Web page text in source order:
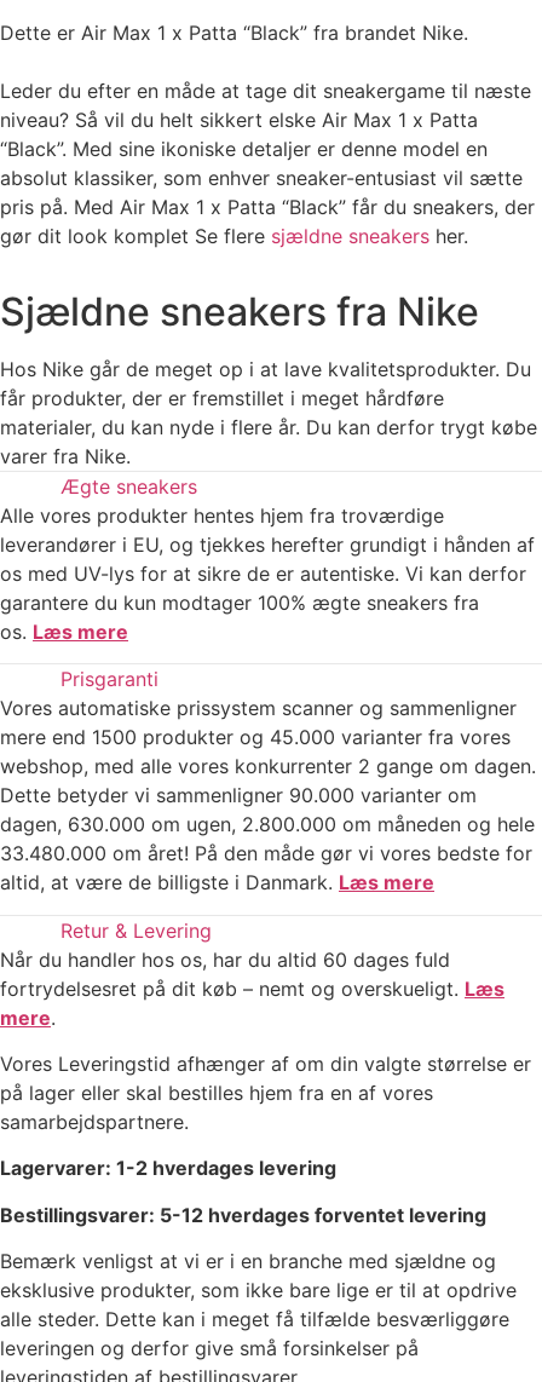
Dette er Air Max 1 x Patta “Black” fra brandet Nike.
Leder du efter en måde at tage dit sneakergame til næste
niveau? Så vil du helt sikkert elske Air Max 1 x Patta
“Black”. Med sine ikoniske detaljer er denne model en
absolut klassiker, som enhver sneaker-entusiast vil sætte
pris på. Med Air Max 1 x Patta “Black” får du sneakers, der
gør dit look komplet Se flere sjældne sneakers her.
Sjældne sneakers fra Nike
Hos Nike går de meget op i at lave kvalitetsprodukter. Du
får produkter, der er fremstillet i meget hårdføre
materialer, du kan nyde i flere år. Du kan derfor trygt købe
varer fra Nike.
Ægte sneakers
Alle vores produkter hentes hjem fra troværdige
leverandører i EU, og tjekkes herefter grundigt i hånden af
os med UV-lys for at sikre de er autentiske. Vi kan derfor
garantere du kun modtager 100% ægte sneakers fra
os. Læs mere
Prisgaranti
Vores automatiske prissystem scanner og sammenligner
mere end 1500 produkter og 45.000 varianter fra vores
webshop, med alle vores konkurrenter 2 gange om dagen.
Dette betyder vi sammenligner 90.000 varianter om
dagen, 630.000 om ugen, 2.800.000 om måneden og hele
33.480.000 om året! På den måde gør vi vores bedste for
altid, at være de billigste i Danmark. Læs mere
Retur & Levering
Når du handler hos os, har du altid 60 dages fuld
fortrydelsesret på dit køb – nemt og overskueligt. Læs
mere.
Vores Leveringstid afhænger af om din valgte størrelse er
på lager eller skal bestilles hjem fra en af vores
samarbejdspartnere.
Lagervarer: 1-2 hverdages levering
Bestillingsvarer: 5-12 hverdages forventet levering
Bemærk venligst at vi er i en branche med sjældne og
eksklusive produkter, som ikke bare lige er til at opdrive
alle steder. Dette kan i meget få tilfælde besværliggøre
leveringen og derfor give små forsinkelser på